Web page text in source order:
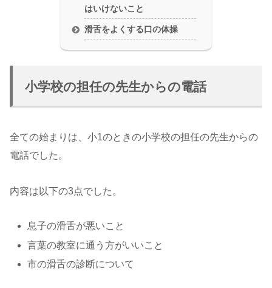
はいけないこと
滑舌をよくする口の体操
小学校の担任の先生からの電話
全ての始まりは、小1のときの小学校の担任の先生からの
電話でした。
内容は以下の3点でした。
息子の滑舌が悪いこと
言葉の教室に通う方がいいこと
市の滑舌の診断について